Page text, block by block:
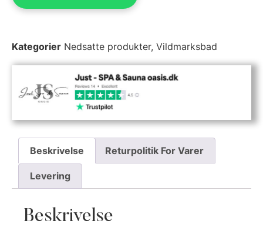
Kategorier Nedsatte produkter, Vildmarksbad
Beskrivelse Returpolitik For Varer
Levering
Beskrivelse